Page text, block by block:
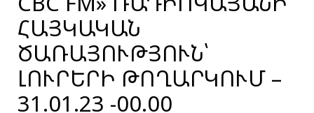
ՀԱՅԿԱԿԱՆ
ԾԱՌԱՅՈՒԹՅՈՒՆ՝
ԼՈՒՐԵՐԻ ԹՈՂԱՐԿՈՒՄ –
31.01.23 -00.00